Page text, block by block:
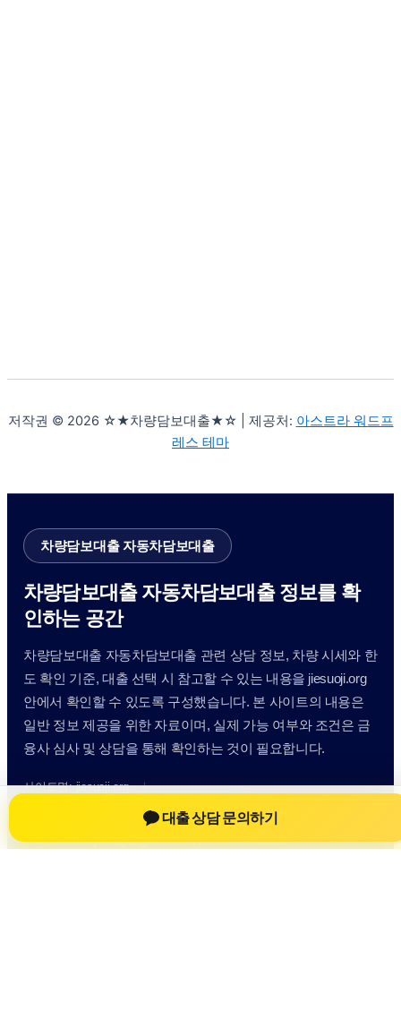
저작권 © 2026 ☆★차량담보대출★☆ | 제공처: 아스트라 워드프
레스 테마
차량담보대출 자동차담보대출
차량담보대출 자동차담보대출 정보를 확
인하는 공간
차량담보대출 자동차담보대출 관련 상담 정보, 차량 시세와 한
도 확인 기준, 대출 선택 시 참고할 수 있는 내용을 jiesuoji.org
안에서 확인할 수 있도록 구성했습니다. 본 사이트의 내용은
일반 정보 제공을 위한 자료이며, 실제 가능 여부와 조건은 금
융사 심사 및 상담을 통해 확인하는 것이 필요합니다.
사이트명: jiesuoji.org
COPYRIGHT jiesuoji.org ALL RIGHTS RESERVED
대출 상담 문의하기